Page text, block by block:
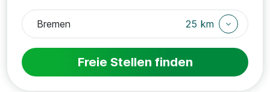
25 km
Freie Stellen finden